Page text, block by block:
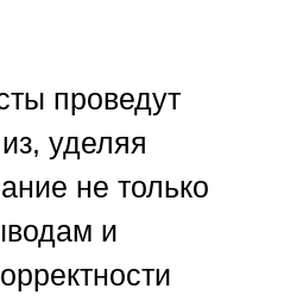
проведут
уделяя
не только
и